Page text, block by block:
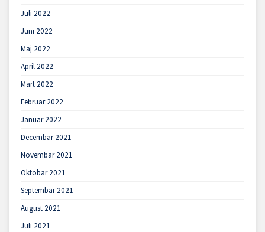
Juli 2022
Juni 2022
Maj 2022
April 2022
Mart 2022
Februar 2022
Januar 2022
Decembar 2021
Novembar 2021
Oktobar 2021
Septembar 2021
August 2021
Juli 2021